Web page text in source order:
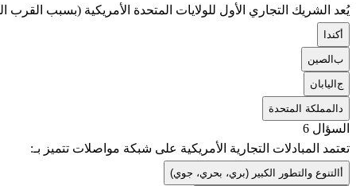
يُعد الشريك التجاري الأول للولايات المتحدة الأمريكية (بسبب القرب
أكندا
ب الصين
ج اليابان
د المملكة المتحدة
السؤال 6
تعتمد المبادلات التجارية الأمريكية على شبكة مواصلات تتميز بـ:
أ التنوع والتطور الكبير (بري، بحري، جوي)